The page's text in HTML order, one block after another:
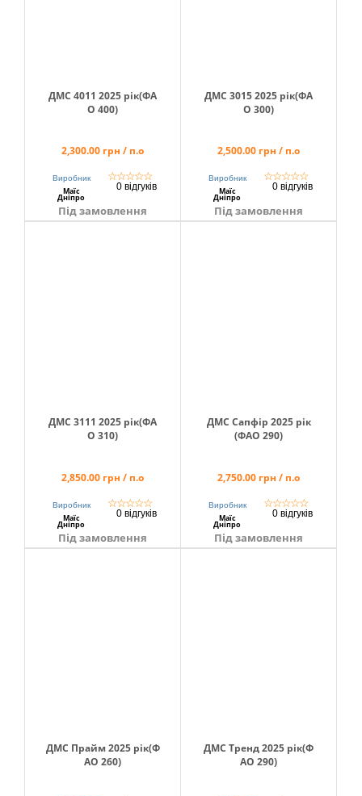
ДМС 4011 2025 рік(ФА
О 400)
2,300.00 грн / п.о
Виробник
Маїс
Дніпро
☆☆☆☆☆
0 відгуків
Під замовлення
ДМС 3015 2025 рік(ФА
О 300)
2,500.00 грн / п.о
Виробник
Маїс
Дніпро
☆☆☆☆☆
0 відгуків
Під замовлення
ДМС 3111 2025 рік(ФА
О 310)
2,850.00 грн / п.о
Виробник
Маїс
Дніпро
☆☆☆☆☆
0 відгуків
Під замовлення
ДМС Сапфір 2025 рік
(ФАО 290)
2,750.00 грн / п.о
Виробник
Маїс
Дніпро
☆☆☆☆☆
0 відгуків
Під замовлення
ДМС Прайм 2025 рік(Ф
АО 260)
ДМС Тренд 2025 рік(Ф
АО 290)